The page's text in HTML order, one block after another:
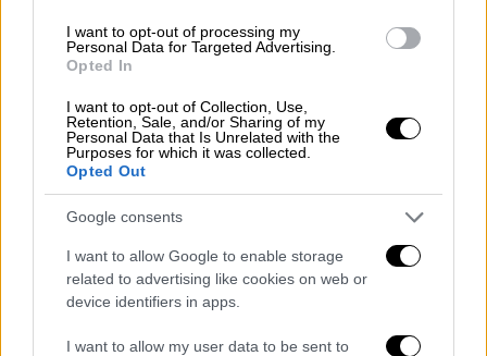
I want to opt-out of processing my
Personal Data for Targeted Advertising.
Opted In
I want to opt-out of Collection, Use,
Retention, Sale, and/or Sharing of my
Personal Data that Is Unrelated with the
Purposes for which it was collected.
Opted Out
Google consents
I want to allow Google to enable storage
related to advertising like cookies on web or
device identifiers in apps.
I want to allow my user data to be sent to
Στη συνέχεια, μίλησε για τον πόνο που
βιώνει μετά την επέμβαση στο σώμα του.
στην περόνη, έβαλα λάμα μέσα στο πόδι και
θα την κρατήσω για πάνω από δύο χρόνια
Κάποιοι άνθρωπο την κρατάνε τη λάμα, εγώ
θα τη βγάλω. Θα πάω τον άλλο μήνα να
βγάλω τα ράμματα, για να δούμε και την
πληγή. Το πλευρό μου πονάει γιατί έχω ένα
ράγισμα και έχω και μία κάκωση στην
αριστερή μου πλάτη».